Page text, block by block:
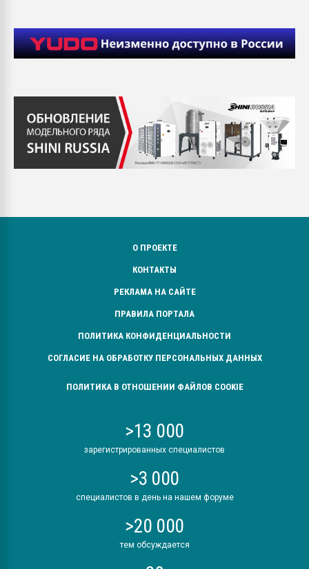
О ПРОЕКТЕ
КОНТАКТЫ
РЕКЛАМА НА САЙТЕ
ПРАВИЛА ПОРТАЛА
ПОЛИТИКА КОНФИДЕНЦИАЛЬНОСТИ
СОГЛАСИЕ НА ОБРАБОТКУ ПЕРСОНАЛЬНЫХ ДАННЫХ
ПОЛИТИКА В ОТНОШЕНИИ ФАЙЛОВ COOKIE
>13 000
зарегистрированных специалистов
>3 000
специалистов в день на нашем форуме
>20 000
тем обсуждается